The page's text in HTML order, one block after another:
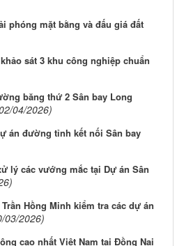
phóng mặt bằng và đấu giá đất
sát 3 khu công nghiệp chuẩn
băng thứ 2 Sân bay Long
04/2026)
án đường tỉnh kết nối Sân bay
lý các vướng mắc tại Dự án Sân
Hồng Minh kiểm tra các dự án
03/2026)
cao nhất Việt Nam tại Đồng Nai